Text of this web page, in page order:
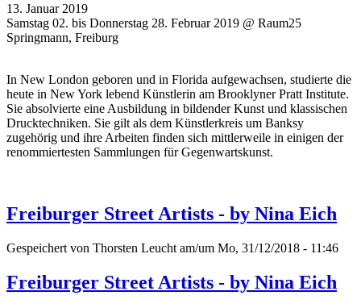
13. Januar 2019
Samstag 02. bis Donnerstag 28. Februar 2019 @ Raum25
Springmann, Freiburg
In New London geboren und in Florida aufgewachsen, studierte die
heute in New York lebend Künstlerin am Brooklyner Pratt Institute.
Sie absolvierte eine Ausbildung in bildender Kunst und klassischen
Drucktechniken. Sie gilt als dem Künstlerkreis um Banksy
zugehörig und ihre Arbeiten finden sich mittlerweile in einigen der
renommiertesten Sammlungen für Gegenwartskunst.
Freiburger Street Artists - by Nina Eich
Gespeichert von Thorsten Leucht am/um Mo, 31/12/2018 - 11:46
Freiburger Street Artists - by Nina Eich